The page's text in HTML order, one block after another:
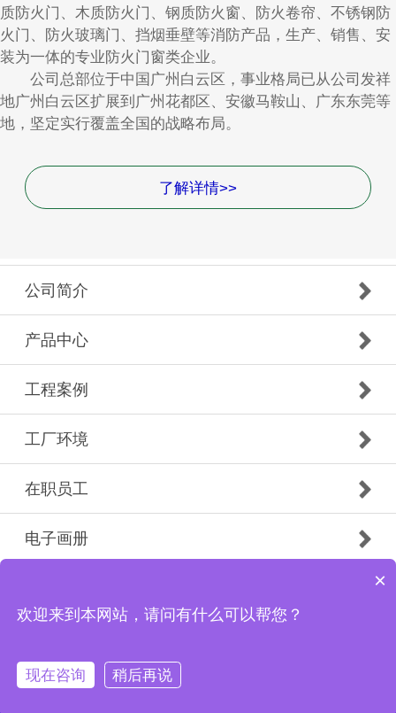
质防火门、木质防火门、钢质防火窗、防火卷帘、不锈钢防
火门、防火玻璃门、挡烟垂壁等消防产品，生产、销售、安
装为一体的专业防火门窗类企业。
公司总部位于中国广州白云区，事业格局已从公司发祥
地广州白云区扩展到广州花都区、安徽马鞍山、广东东莞等
地，坚定实行覆盖全国的战略布局。
了解详情>>
公司简介
产品中心
工程案例
工厂环境
在职员工
电子画册
Copyright © 2019 广州市白云南粤防火门有限公司花都
分公司 版权所有
×
欢迎来到本网站，请问有什么可以帮您？
现在咨询 稍后再说